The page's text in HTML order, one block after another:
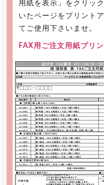
用紙を表示」をクリッ
いたページをプリント
てご使用下さいませ。
FAX用ご注文用紙プリ